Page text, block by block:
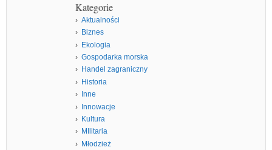
Kategorie
Aktualności
Biznes
Ekologia
Gospodarka morska
Handel zagraniczny
Historia
Inne
Innowacje
Kultura
MIlitaria
Młodzież